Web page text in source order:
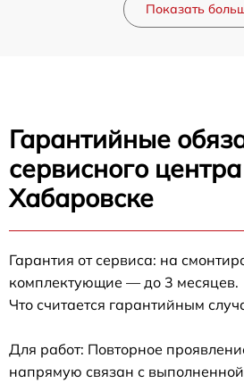
Показать
Гарантийные
сервисного
Хабаровске
Гарантия от сервиса: на
комплектующие — до 3 месяцев.
Что считается гарантийным
Для работ: Повторное
напрямую связан с